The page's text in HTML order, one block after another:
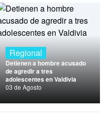
Regional
Detienen a hombre acusado
de agredir a tres
adolescentes en Valdivia
03 de Agosto